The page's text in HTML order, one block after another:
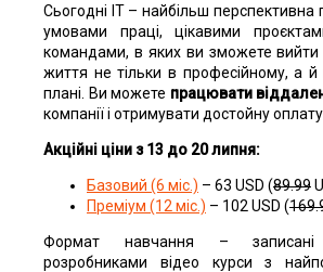
Сьогодні ІТ – найбільш перспективна
умовами праці, цікавими
командами, в яких ви зможете вийти
життя не тільки в професійному, а й
плані. Ви можете працювати
компанії і отримувати достойну оплату
Акційні ціни з 13 до 20 липня:
Базовий (6 міс.) – 63 USD (89.99
Преміум (12 міс.) – 102 USD (
Формат навчання – записані
розробниками відео курси з